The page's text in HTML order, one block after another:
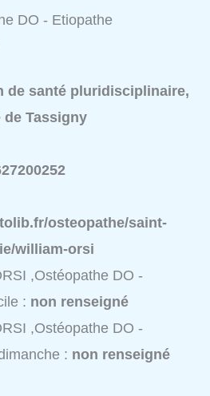
DO - Etiopathe
de santé pluridisciplinaire,
de Tassigny
osteopathe/saint-
william-orsi
,Ostéopathe DO -
: non renseigné
,Ostéopathe DO -
: non renseigné